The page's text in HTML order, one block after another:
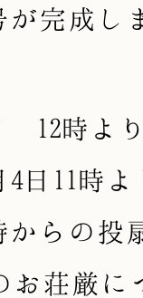
が完成し
12時よ
日11時
からの投
お荘厳に